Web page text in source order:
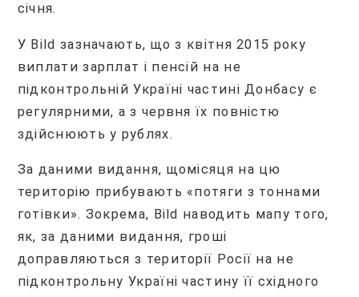
січня.
У Bild зазначають, що з квітня 2015 року
виплати зарплат і пенсій на не
підконтрольній Україні частині Донбасу є
регулярними, а з червня їх повністю
здійснюють у рублях.
За даними видання, щомісяця на цю
територію прибувають «потяги з тоннами
готівки». Зокрема, Bild наводить мапу того,
як, за даними видання, гроші
доправляються з території Росії на не
підконтрольну Україні частину її східного